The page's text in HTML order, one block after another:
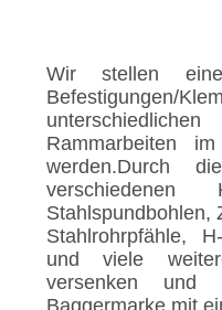
AUSFLUG
TRETEN
SIE
MIT
Wir stellen
Befestigungen/
Rammarbeiten
werden.Durch
Stahlspundbohlen,
Stahlrohrpfähle,
und viele
versenken und
Baggermarke mit